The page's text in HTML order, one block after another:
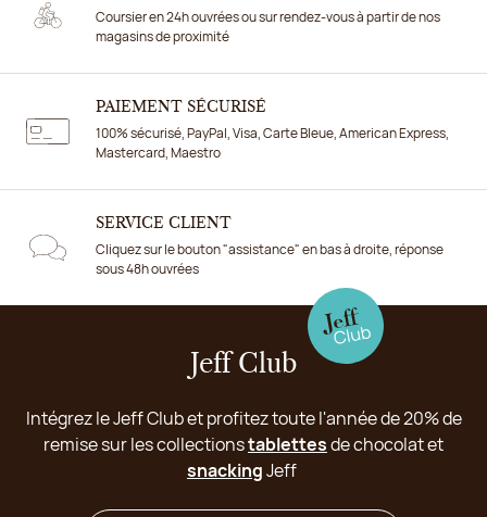
Coursier en 24h ouvrées ou sur rendez-vous à partir de nos
magasins de proximité
PAIEMENT SÉCURISÉ
100% sécurisé, PayPal, Visa, Carte Bleue, American Express,
Mastercard, Maestro
SERVICE CLIENT
Cliquez sur le bouton "assistance" en bas à droite, réponse
sous 48h ouvrées
Jeff Club
Intégrez le Jeff Club et profitez toute l'année de 20% de
remise sur les collectionstablettesde chocolat et
snackingJeff